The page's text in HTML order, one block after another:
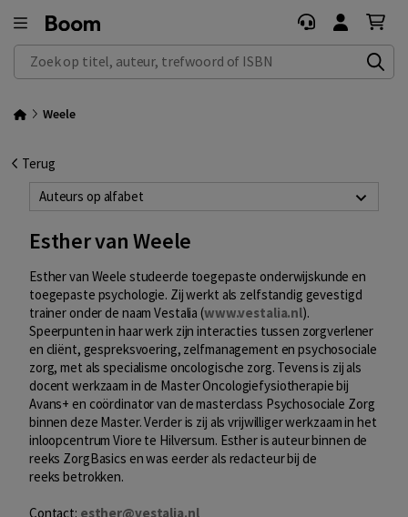
Zoek op titel, auteur, trefwoord of ISBN
Weele
Terug
Auteurs op alfabet
Esther van Weele
Esther van Weele studeerde toegepaste onderwijskunde en
toegepaste psychologie. Zij werkt als zelfstandig gevestigd
trainer onder de naam Vestalia (www.vestalia.nl).
Speerpunten in haar werk zijn interacties tussen zorgverlener
en cliënt, gespreksvoering, zelfmanagement en psychosociale
zorg, met als specialisme oncologische zorg. Tevens is zij als
docent werkzaam in de Master Oncologiefysiotherapie bij
Avans+ en coördinator van de masterclass Psychosociale Zorg
binnen deze Master. Verder is zij als vrijwilliger werkzaam in het
inloopcentrum Viore te Hilversum. Esther is auteur binnen de
reeks ZorgBasics en was eerder als redacteur bij de
reeks betrokken.
Contact: esther@vestalia.nl